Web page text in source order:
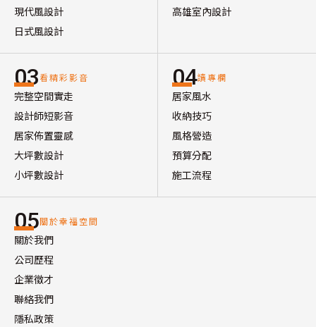
現代風設計
日式風設計
高雄室內設計
03看精彩影音
完整空間實走
設計師短影音
居家佈置靈感
大坪數設計
小坪數設計
04讀專欄
居家風水
收納技巧
風格營造
預算分配
施工流程
05關於幸福空間
關於我們
公司歷程
企業徵才
聯絡我們
隱私政策